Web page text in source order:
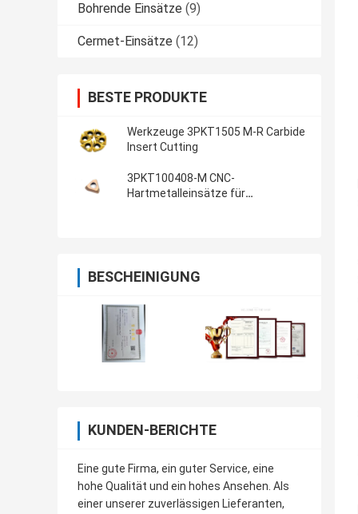
Bohrende Einsätze (9)
Cermet-Einsätze (12)
BESTE PRODUKTE
Werkzeuge 3PKT1505 M-R Carbide
Insert Cutting
3PKT100408-M CNC-
Hartmetalleinsätze für
BESCHEINIGUNG
KUNDEN-BERICHTE
Eine gute Firma, ein guter Service, eine
hohe Qualität und ein hohes Ansehen. Als
einer unserer zuverlässigen Lieferanten,